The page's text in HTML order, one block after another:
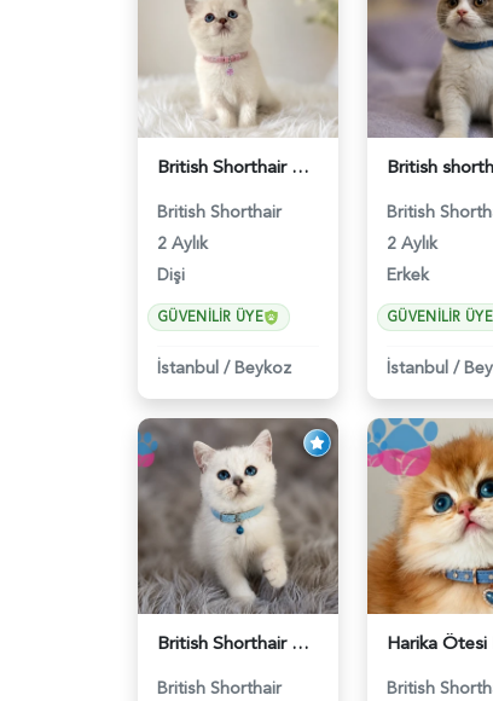
British Shorthair Blue Point Kızımız 2 Aylık - 5149
British Shorthair
2 Aylık
Dişi
GÜVENILIR ÜYE
İstanbul /Beykoz
British
2 Aylık
Erkek
GÜVENILIR ÜYE
İstanbul /
British Shorthair Silver Point Erkek 2 Aylık - 6122
British Shorthair
British